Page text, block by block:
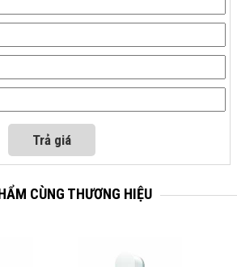
CÙNG THƯƠNG HIỆU